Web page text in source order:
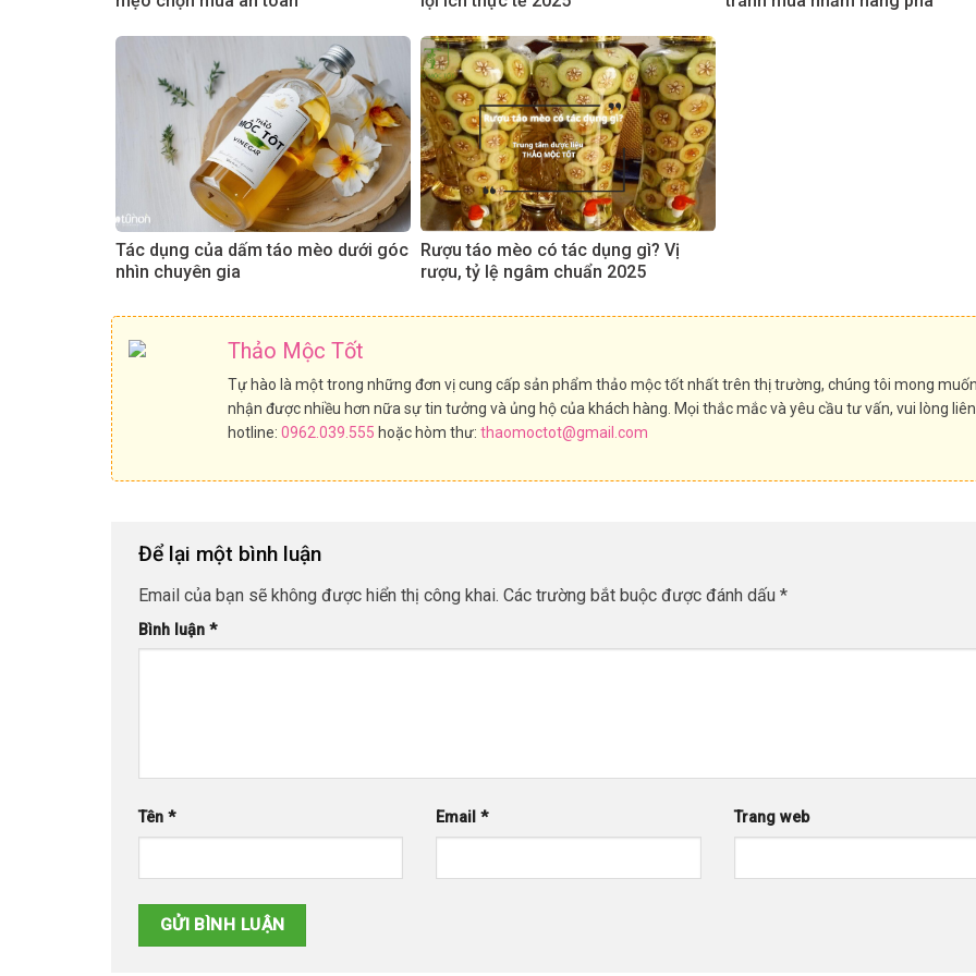
Tác dụng của dấm táo mèo dưới góc
nhìn chuyên gia
Rượu táo mèo có tác dụng gì? Vị
rượu, tỷ lệ ngâm chuẩn 2025
Thảo Mộc Tốt
Tự hào là một trong những đơn vị cung cấp sản phẩm thảo mộc tốt nhất trên thị trường, chúng tôi mong muốn
nhận được nhiều hơn nữa sự tin tưởng và ủng hộ của khách hàng. Mọi thắc mắc và yêu cầu tư vấn, vui lòng
hotline: 0962.039.555 hoặc hòm thư: thaomoctot@gmail.com
Để lại một bình luận
Email của bạn sẽ không được hiển thị công khai. Các trường bắt buộc được đánh dấu *
Bình luận *
Tên * Email* Trang web